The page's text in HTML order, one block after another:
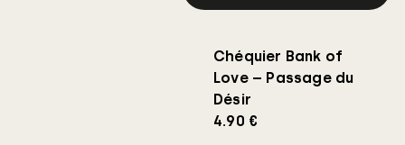
Chéquier Bank of
Love – Passage du
Désir
4.90 €